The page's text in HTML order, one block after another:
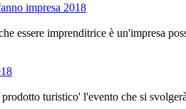
impresa 2018
essere imprenditrice è un'impresa
turistico' l'evento che si